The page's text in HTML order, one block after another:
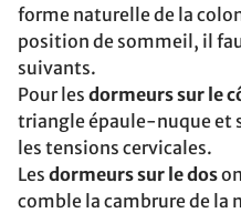
forme naturelle de la
position de sommeil, il
suivants.
Pour les dormeurs sur le
triangle épaule-nuque et
les tensions cervicales.
Les dormeurs sur le dos
comble la cambrure de la